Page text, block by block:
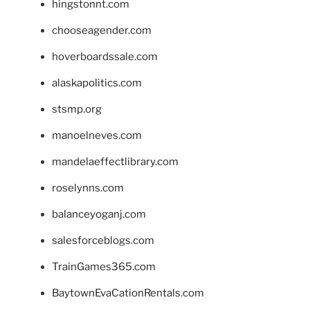
hingstonnt.com
chooseagender.com
hoverboardssale.com
alaskapolitics.com
stsmp.org
manoelneves.com
mandelaeffectlibrary.com
roselynns.com
balanceyoganj.com
salesforceblogs.com
TrainGames365.com
BaytownEvaCationRentals.com